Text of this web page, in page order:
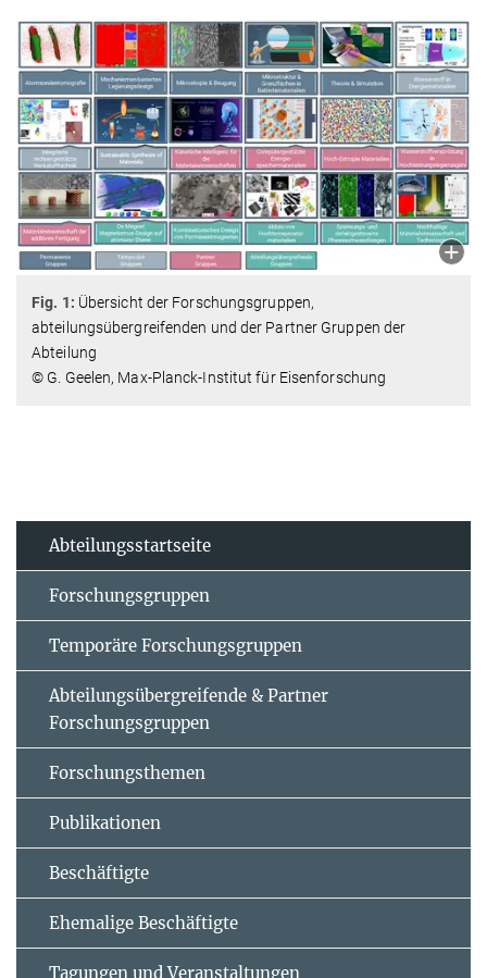
Fig. 1: Übersicht der Forschungsgruppen,
abteilungsübergreifenden und der Partner Gruppen der
Abteilung
© G. Geelen, Max-Planck-Institut für Eisenforschung
Abteilungsstartseite
Forschungsgruppen
Temporäre Forschungsgruppen
Abteilungsübergreifende & Partner
Forschungsgruppen
Forschungsthemen
Publikationen
Beschäftigte
Ehemalige Beschäftigte
Tagungen und Veranstaltungen